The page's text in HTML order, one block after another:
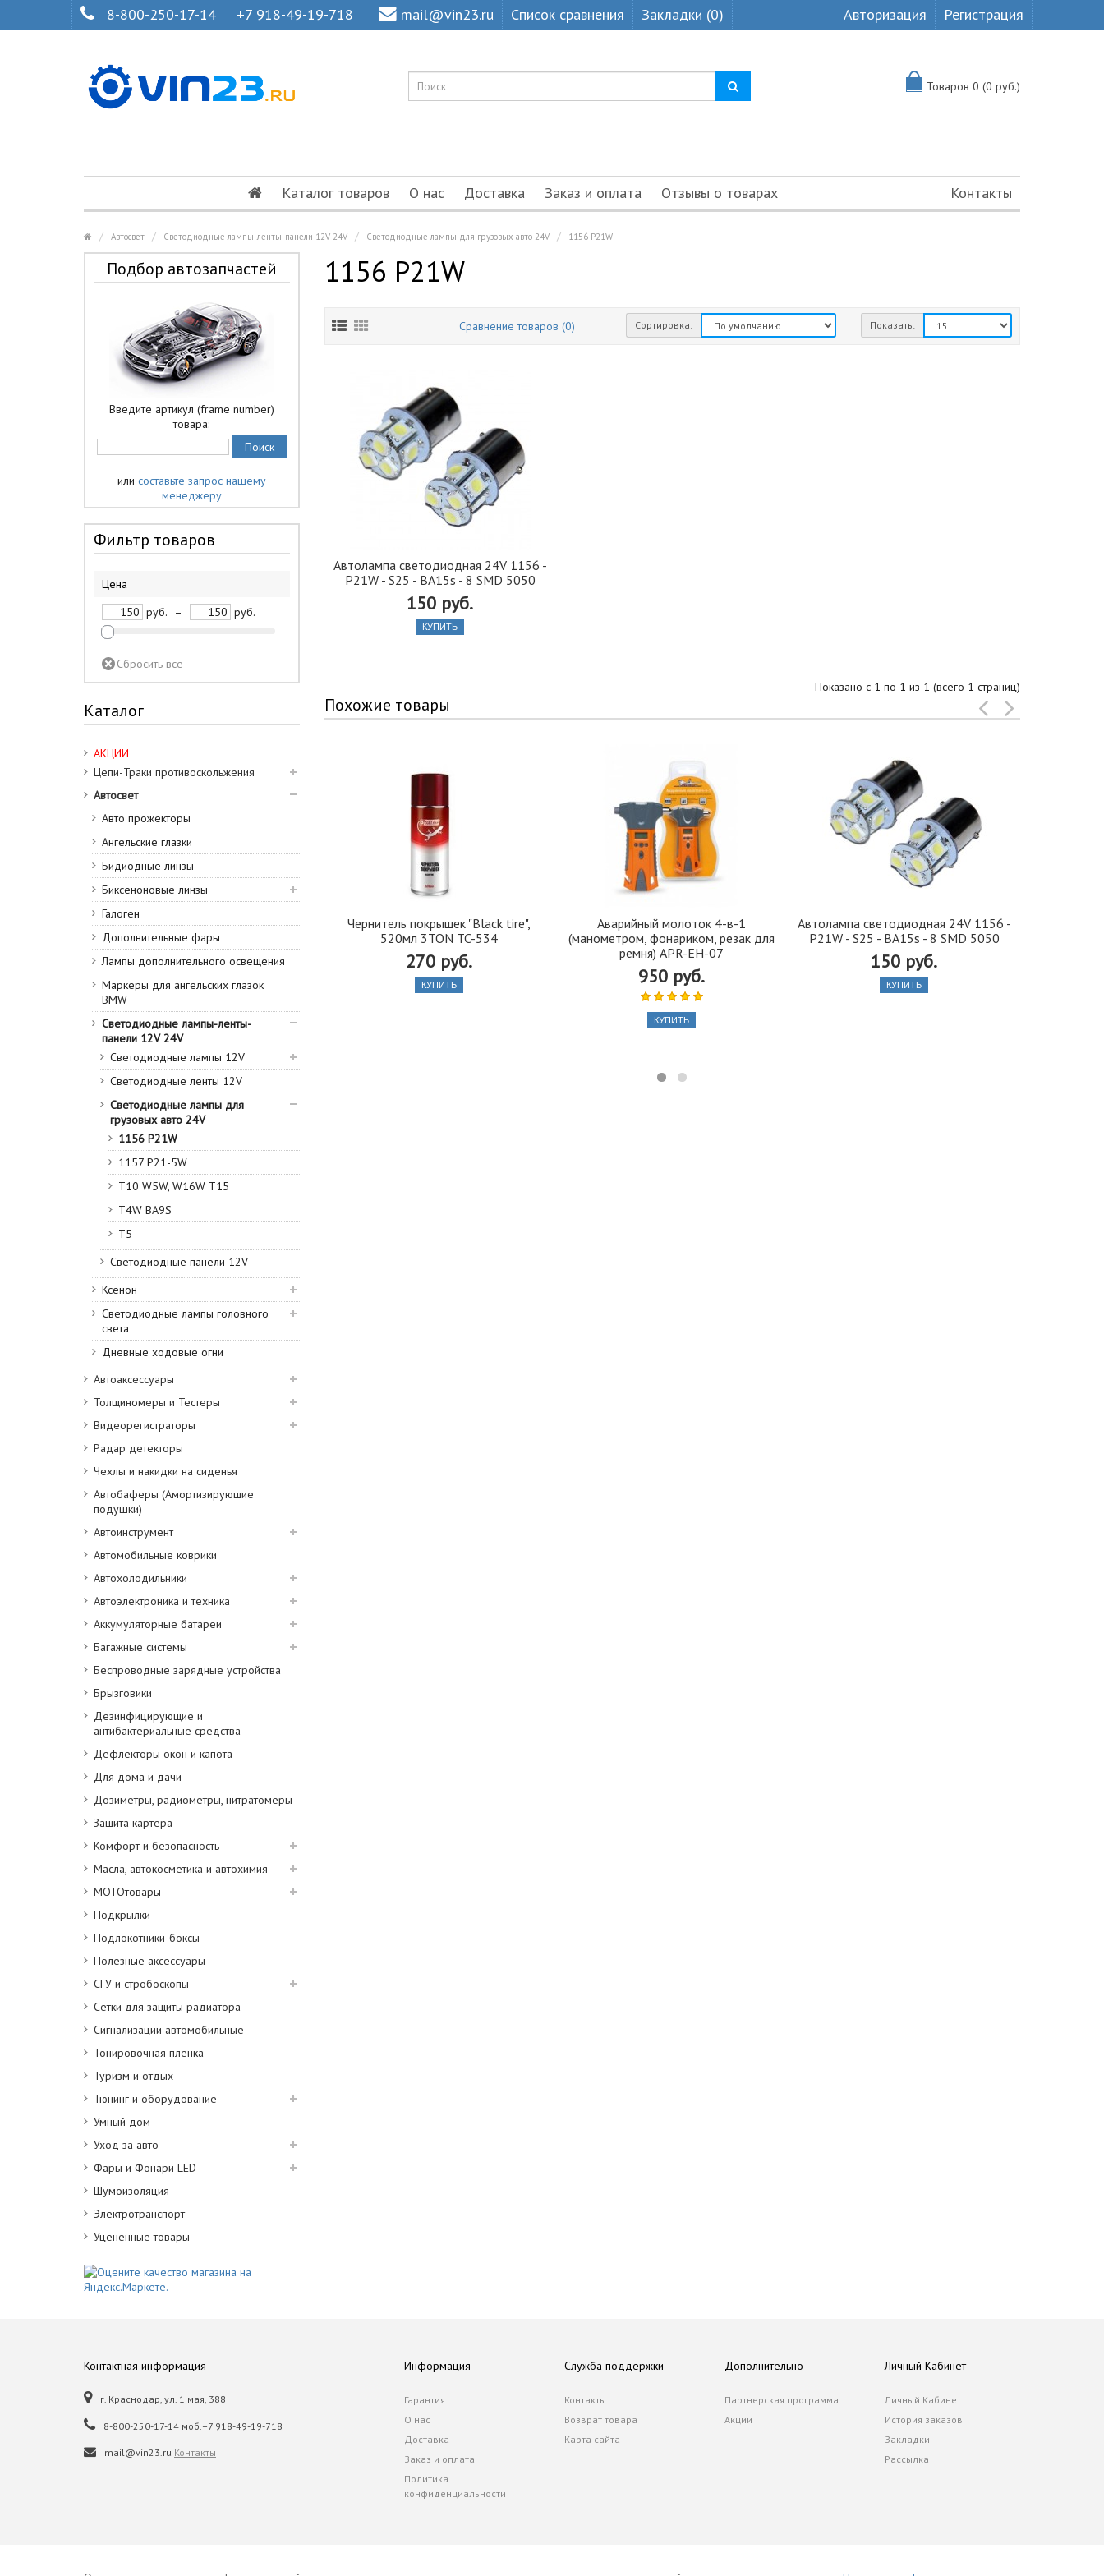
8-800-250-17-14 +7 918-49-19-718 mail@vin23.ru Список сравнения Закладки (0) Авторизация Регистрация
Товаров 0 (0 руб.)
Каталог товаров О нас Доставка Заказ и оплата Отзывы о товарах Контакты
Автосвет Светодиодные лампы-ленты-панели 12V 24V Светодиодные лампы для грузовых авто 24V 1156 P21W
Подбор автозапчастей
Введите артикул (frame number)
товара:
или составьте запрос нашему
менеджеру
Фильтр товаров
Цена
руб.
– руб.
Каталог
АКЦИИ
Цепи-Траки противоскольжения
Автосвет
Авто прожекторы
Ангельские глазки
Бидиодные линзы
Биксеноновые линзы
Галоген
Дополнительные фары
Лампы дополнительного освещения
Маркеры для ангельских глазок
BMW
Светодиодные лампы-ленты-
панели 12V 24V
Светодиодные лампы 12V
Светодиодные ленты 12V
Светодиодные лампы для
грузовых авто 24V
1156 P21W
1157 P21-5W
T10 W5W, W16W T15
T4W BA9S
T5
Светодиодные панели 12V
Ксенон
Светодиодные лампы головного
света
Дневные ходовые огни
Автоаксессуары
Толщиномеры и Тестеры
Видеорегистраторы
Радар детекторы
Чехлы и накидки на сиденья
Автобаферы (Амортизирующие
подушки)
Автоинструмент
Автомобильные коврики
Автохолодильники
Автоэлектроника и техника
Аккумуляторные батареи
Багажные системы
Беспроводные зарядные устройства
Брызговики
Дезинфицирующие и
антибактериальные средства
Дефлекторы окон и капота
Для дома и дачи
Дозиметры, радиометры, нитратомеры
Защита картера
Комфорт и безопасность
Масла, автокосметика и автохимия
МОТОтовары
Подкрылки
Подлокотники-боксы
Полезные аксессуары
СГУ и стробоскопы
Сетки для защиты радиатора
Сигнализации автомобильные
Тонировочная пленка
Туризм и отдых
Тюнинг и оборудование
Умный дом
Уход за авто
Фары и Фонари LED
Шумоизоляция
Электротранспорт
Уцененные товары
1156 P21W
Сравнение товаров (0) Сортировка: Показать:
Автолампа cветодиодная 24V 1156 -
P21W - S25 - BA15s - 8 SMD 5050
150 руб.
КУПИТЬ
Показано с 1 по 1 из 1 (всего 1 страниц)
Похожие товары
Чернитель покрышек "Black tire",
520мл 3TON TC-534
270 руб.
КУПИТЬ
Аварийный молоток 4-в-1
(манометром, фонариком, резак для
ремня) APR-EH-07
950 руб.
КУПИТЬ
Автолампа cветодиодная 24V 1156 -
P21W - S25 - BA15s - 8 SMD 5050
150 руб.
КУПИТЬ
Контактная информация
г. Краснодар, ул. 1 мая, 388
8-800-250-17-14 моб.+7 918-49-19-718
mail@vin23.ru Контакты
Информация
Гарантия
О нас
Доставка
Заказ и оплата
Политика
конфиденциальности
Служба поддержки
Контакты
Возврат товара
Карта сайта
Дополнительно
Партнерская программа
Акции
Личный Кабинет
Личный Кабинет
История заказов
Закладки
Рассылка